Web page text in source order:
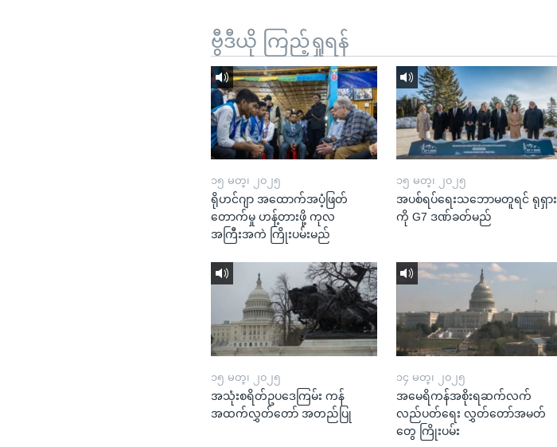
ဗွီဒီယို ကြည့်ရှုရန်
၁၅ မတ္၊ ၂၀၂၅
ရိုဟင်ဂျာ အထောက်အပံ့ဖြတ်
တောက်မှု ဟန့်တားဖို့ ကုလ
အကြီးအကဲ ကြိုးပမ်းမည်
၁၅ မတ္၊ ၂၀၂၅
အပစ်ရပ်ရေးသဘောမတူရင် ရုရှား
ကို G7 ဒဏ်ခတ်မည်
၁၅ မတ္၊ ၂၀၂၅
အသုံးစရိတ်ဥပဒေကြမ်း ကန်
အထက်လွှတ်တော် အတည်ပြု
၁၄ မတ္၊ ၂၀၂၅
အမေရိကန်အစိုးရဆက်လက်
လည်ပတ်ရေး လွှတ်တော်အမတ်
တွေ ကြိုးပမ်း